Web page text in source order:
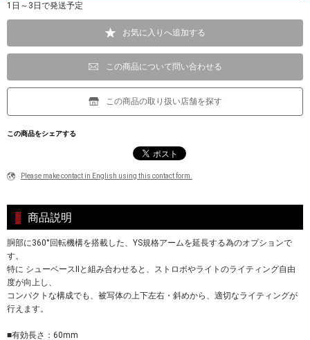
1日～3日で発送予定
お気に入りへ追加する
この商品について問い合わせる
この商品の取り扱い店舗を探す
この商品をシェアする
Please make contact in English using this contact form.
商品説明
胴部に360°回転機構を搭載した、YS規格アームを延長する為のオプションで
す。
特に シューベースIIと組み合わせると、ストロボやライトのライティング自由
度が向上し、
コンパクトな構成でも、被写体の上下左右・斜めから、適切なライティングが
行えます。
■有効長さ：60mm